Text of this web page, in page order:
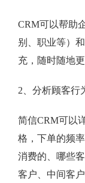
CRM可以帮助
别、职业等）
充，随时随地
2、分析顾客行
简信CRM可以
格，下单的频
消费的、哪些
客户、中间客户